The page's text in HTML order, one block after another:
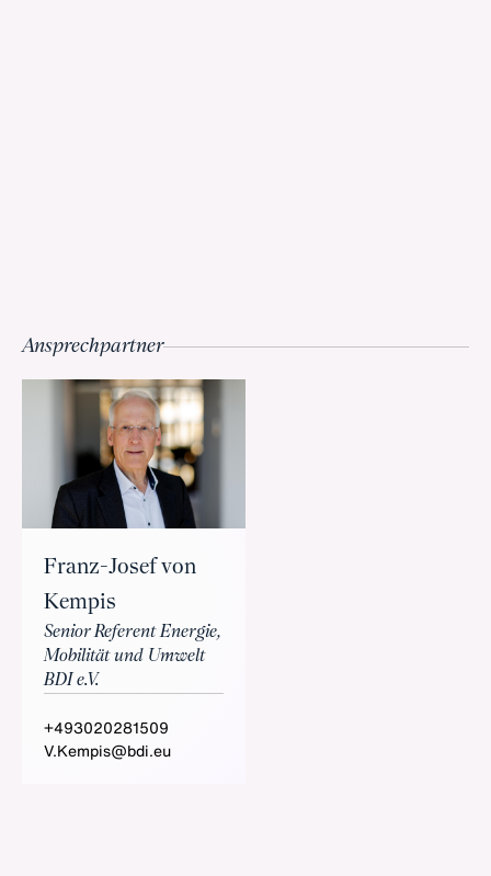
Ansprechpartner
Franz-Josef von
Kempis
Senior Referent Energie,
Mobilität und Umwelt
BDI e.V.
+493020281509
V.Kempis@bdi.eu